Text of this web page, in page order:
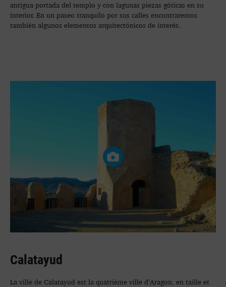
antigua portada del templo y con lagunas piezas góticas en su
interior. En un paseo tranquilo por sus calles encontraremos
también algunos elementos arquitectónicos de interés.
Calatayud
La ville de Calatayud est la quatrième ville d’Aragon, en taille et